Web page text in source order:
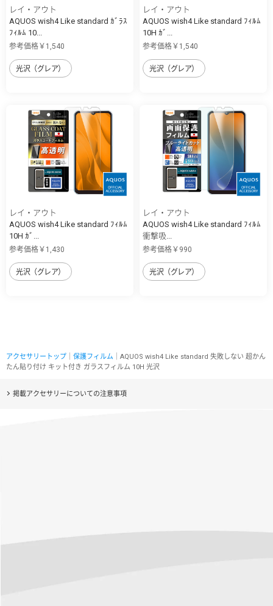
レイ・アウト
AQUOS wish4 Like standard ｶﾞﾗｽ
ﾌｨﾙﾑ 10...
参考価格￥1,540
光沢（グレア）
レイ・アウト
AQUOS wish4 Like standard ﾌｨﾙﾑ
10H ｶﾞ...
参考価格￥1,540
光沢（グレア）
レイ・アウト
AQUOS wish4 Like standard ﾌｨﾙﾑ
10H ｶﾞ...
参考価格￥1,430
光沢（グレア）
レイ・アウト
AQUOS wish4 Like standard ﾌｨﾙﾑ
衝撃吸...
参考価格￥990
光沢（グレア）
アクセサリートップ 保護フィルム ｜AQUOS wish4 Like standard 失敗しない 超かん
たん貼り付け キット付き ガラスフィルム 10H 光沢
掲載アクセサリーについての注意事項